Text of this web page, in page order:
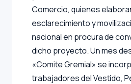
Comercio, quienes
esclarecimiento y
nacional en procura de
dicho proyecto. Un mes
«Comite Gremial» se
trabajadores del Vestido,